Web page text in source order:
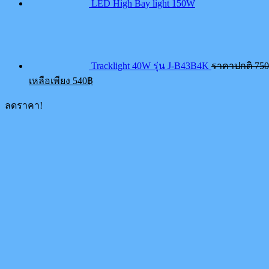
LED High Bay light 150W
Tracklight 40W รุ่น J-B43B4K ราคาปกติ750
เหลือเพียง 540฿
price
ลดราคา!